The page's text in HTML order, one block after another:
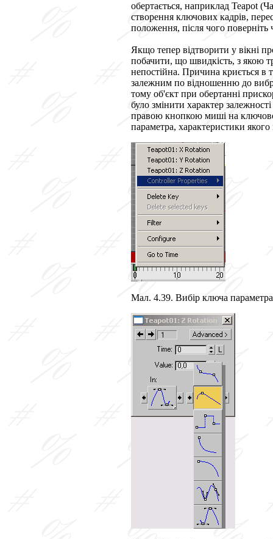
обертається, наприклад Teapot
створення ключових кадрів,
положення, після чого поверніть
Якщо тепер відтворити у вікні
побачити, що швидкість, з якою
непостійна. Причина криється в
залежним по відношенню до
тому об'єкт при обертанні
було змінити характер
правою кнопкою миші на
параметра, характеристики
Мал. 4.39. Вибір ключа